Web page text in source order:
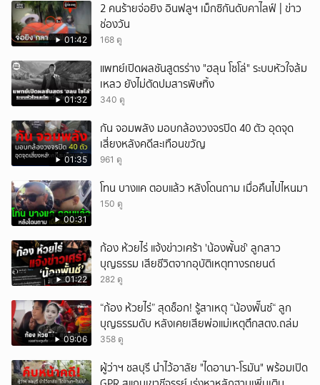
01:42
2 คนร้ายจ่อยิง อินฟลูฯ เม็กซิกันดับคาไลฟ์ | ข่าว
ช่องวัน
168 ดู
01:32
แพทย์เปิดผลชันสูตรร่าง "ฮลุน โซโล่" ระบบหัวใจล้ม
เหลว ยังไม่ตัดปมสารพิษทิ้ง
340 ดู
01:35
กัน จอมพลัง มอบกล้องวงจรปิด 40 ตัว อุดจุด
เสี่ยงหลังคดีสะเทือนขวัญ
961 ดู
00:31
โทน บางแค ตอบแล้ว หลังโดนถาม เมื่อคืนไปไหนมา
150 ดู
01:22
ก้อง ห้วยไร่ แจ้งข่าวเศร้า 'น้องพั้นช์' ลูกสาว
บุญธรรม เสียชีวิตจากอุบัติเหตุทางรถยนต์
282 ดู
09:06
“ก้อง ห้วยไร่” สุดช็อก! รู้สาเหตุ “น้องพั๊นซ์“ ลูก
บุญธรรมดับ หลังเคยเสียพ่อแม่เหตุตึกสตง.ถล่ม
358 ดู
ผู้ว่าฯ ชลบุรี นำไว้อาลัย "ไดอานา-โรมัน" พร้อมเปิด